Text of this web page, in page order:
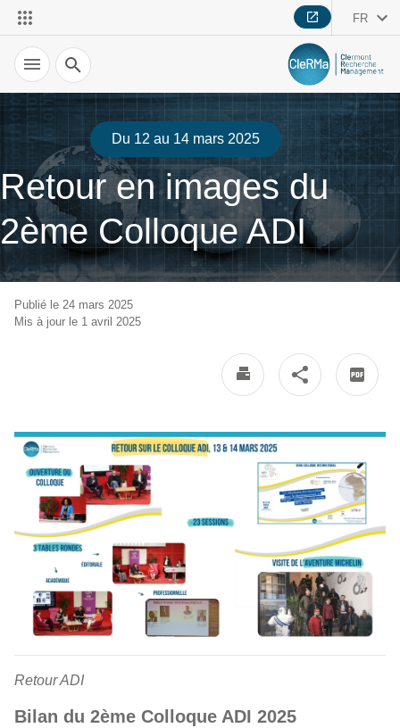
FR
Recherche
Du 12 au 14 mars 2025
Retour en images du
2ème Colloque ADI
Publié le 24 mars 2025
Mis à jour le 1 avril 2025
Retour ADI
Bilan du 2ème Colloque ADI 2025